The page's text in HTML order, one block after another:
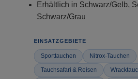
Erhältlich in Schwarz/Gelb,
Schwarz/Grau
EINSATZGEBIETE
Sporttauchen Nitrox-Tauchen
Tauchsafari & Reisen